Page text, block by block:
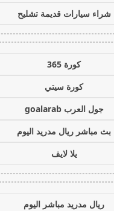
شراء سيارات قديمة تشليح
كورة 365
كورة سيتي
جول العرب goalarab
بث مباشر ريال مدريد اليوم
يلا لايف
ريال مدريد مباشر اليوم